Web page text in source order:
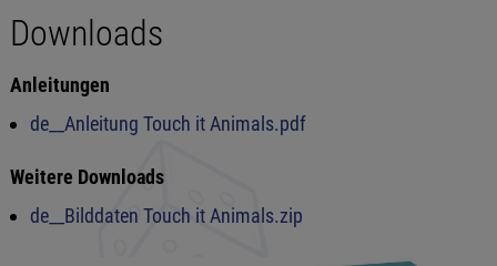
Downloads
Anleitungen
de__Anleitung Touch it Animals.pdf
Weitere Downloads
de__Bilddaten Touch it Animals.zip